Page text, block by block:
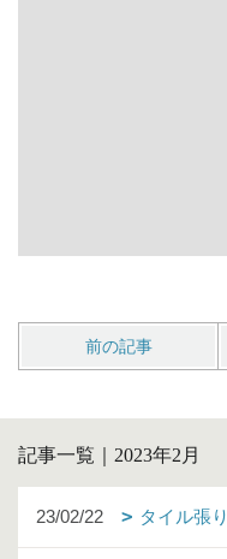
前の記事
記事一覧｜2023年2月
23/02/22 タイル張り